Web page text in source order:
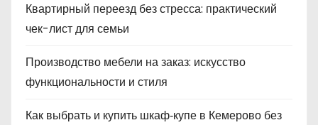
Квартирный переезд без стресса: практический
чек-лист для семьи
Производство мебели на заказ: искусство
функциональности и стиля
Как выбрать и купить шкаф‑купе в Кемерово без